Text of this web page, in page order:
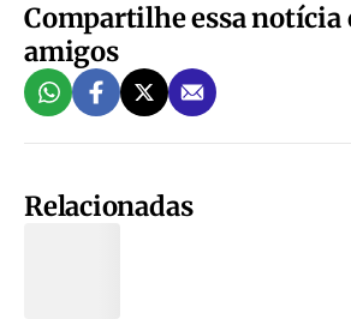
Compartilhe essa notícia
amigos
Relacionadas